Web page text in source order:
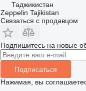
Таджикистан
Zeppelin Tajikistan
Связаться с продавцом
Подпишитесь на новые
Подписаться
Нажимая, вы